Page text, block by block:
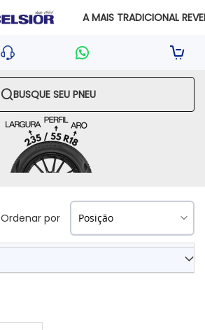
A MAIS TRADICIONAL
Sua
BUSQUE SEU PNEU
Ordenar por